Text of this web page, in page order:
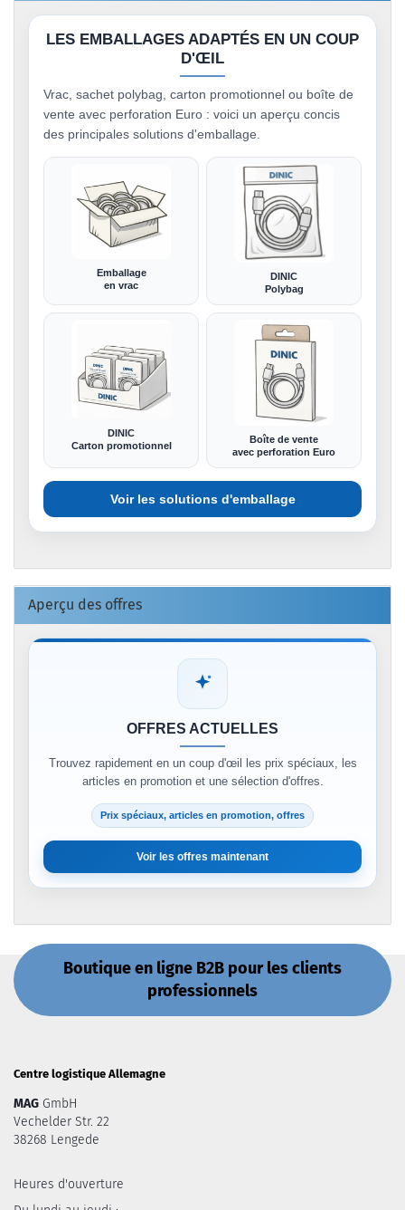
LES EMBALLAGES ADAPTÉS EN UN COUP
D'ŒIL
Vrac, sachet polybag, carton promotionnel ou boîte de
vente avec perforation Euro : voici un aperçu concis
des principales solutions d'emballage.
Emballage
en vrac
DINIC
Polybag
DINIC
Carton promotionnel
Boîte de vente
avec perforation Euro
Voir les solutions d'emballage
Aperçu des offres
OFFRES ACTUELLES
Trouvez rapidement en un coup d'œil les prix spéciaux, les
articles en promotion et une sélection d'offres.
Prix spéciaux, articles en promotion, offres
Voir les offres maintenant
Boutique en ligne B2B pour les clients
professionnels
Centre logistique Allemagne
MAG GmbH
Vechelder Str. 22
38268 Lengede
Heures d'ouverture